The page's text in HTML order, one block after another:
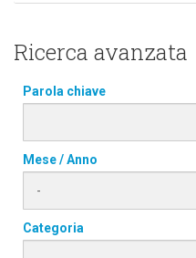
Ricerca avanzata
Parola chiave
Mese / Anno
Categoria